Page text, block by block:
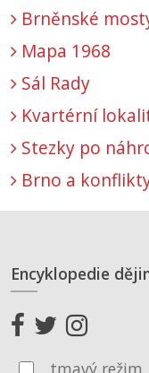
Brněnské
Mapa 1968
Sál Rady
Kvartérní
Stezky po
Brno a
Encyklopedie